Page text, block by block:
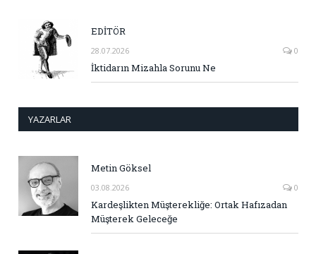
EDİTÖR
28.07.2026 0
İktidarın Mizahla Sorunu Ne
YAZARLAR
Metin Göksel
03.08.2026 0
Kardeşlikten Müşterekliğe: Ortak Hafızadan
Müşterek Geleceğe